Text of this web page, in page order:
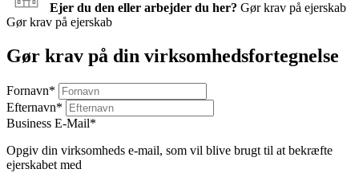
Ejer du den eller arbejder du her? Gør krav på ejerskab
Gør krav på ejerskab
Gør krav på din virksomhedsfortegnelse
Fornavn*
Efternavn*
Business E-Mail*
Opgiv din virksomheds e-mail, som vil blive brugt til at bekræfte
ejerskabet med